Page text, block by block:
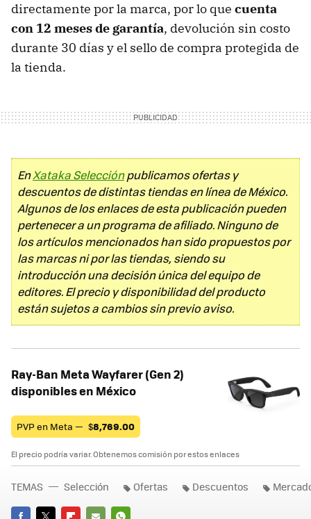
directamente por la marca, por lo que cuenta
con 12 meses de garantía, devolución sin costo
durante 30 días y el sello de compra protegida de
la tienda.
EnXataka Selecciónpublicamos ofertas y
descuentos de distintas tiendas en línea de México.
Algunos de los enlaces de esta publicación pueden
pertenecer a un programa de afiliado. Ninguno de
los artículos mencionados han sido propuestos por
las marcas ni por las tiendas, siendo su
introducción una decisión única del equipo de
editores. El precio y disponibilidad del producto
están sujetos a cambios sin previo aviso.
Ray-Ban Meta Wayfarer (Gen 2)
disponibles en México
PVP en Meta — $8,769.00
El precio podría variar. Obtenemos comisión por estos enlaces
TEMAS Selección Ofertas Descuentos